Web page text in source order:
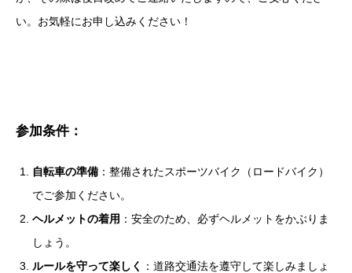
い。お気軽にお申し込みください！
参加条件：
自転車の準備 ：整備されたスポーツバイク（ロードバイク）
でご参加ください。
ヘルメットの着用 ：安全のため、必ずヘルメットをかぶりま
しょう。
ルールを守って楽しく
：道路交通法を遵守して楽しみましょ